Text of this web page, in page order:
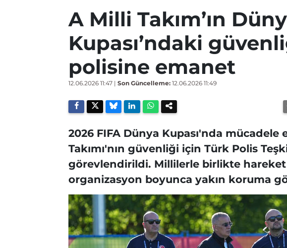
A Milli Takım’ın
Kupası’ndaki
polisine emanet
12.06.2026 11:47 | Son Güncelleme: 12.06.2026 11:49
2026 FIFA Dünya Kupası'nda mücadele
Takımı'nın güvenliği için Türk Polis
görevlendirildi. Millilerle birlikte
organizasyon boyunca yakın koruma